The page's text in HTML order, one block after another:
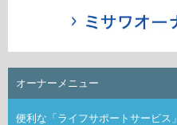
オーナーメニュー
便利な「ライフサポートサービス」